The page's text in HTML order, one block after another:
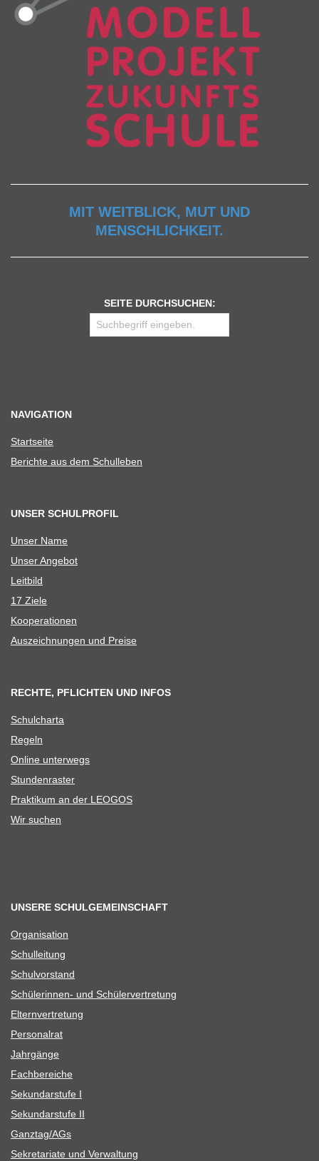
MIT WEITBLICK, MUT UND
MENSCHLICHKEIT.
SEITE DURCHSUCHEN:
NAVIGATION
Start­seite
Berichte aus dem Schulleben
UNSER SCHULPROFIL
Unser Name
Unser Ange­bot
Leit­bild
17 Ziele
Koope­ra­tio­nen
Aus­zeich­nun­gen und Preise
RECHTE, PFLICHTEN UND INFOS
Schul­charta
Regeln
Online unter­wegs
Stun­den­ras­ter
Prak­ti­kum an der LEOGOS
Wir suchen
UNSERE SCHULGEMEINSCHAFT
Orga­ni­sa­tion
Schul­lei­tung
Schul­vor­stand
Schü­le­rin­nen- und Schülervertretung
Eltern­ver­tre­tung
Per­so­nal­rat
Jahr­gänge
Fach­be­rei­che
Sekun­dar­stufe I
Sekun­dar­stufe II
Ganztag/​​AGs
Sekre­ta­riate und Verwaltung